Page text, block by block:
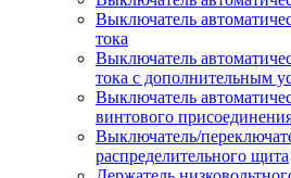
Выключатель
тока
Выключатель
тока с дополнительным
Выключатель
винтового
Выключатель/
распределительного щита